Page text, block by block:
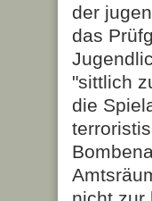
der
das
"sittlich
die